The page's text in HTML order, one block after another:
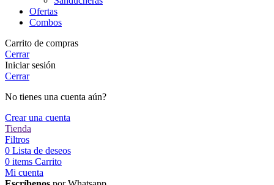
Ofertas
Combos
Carrito de compras
Cerrar
Iniciar sesión
Cerrar
No tienes una cuenta aún?
Crear una cuenta
Tienda
Filtros
0 Lista de deseos
0 items Carrito
Mi cuenta